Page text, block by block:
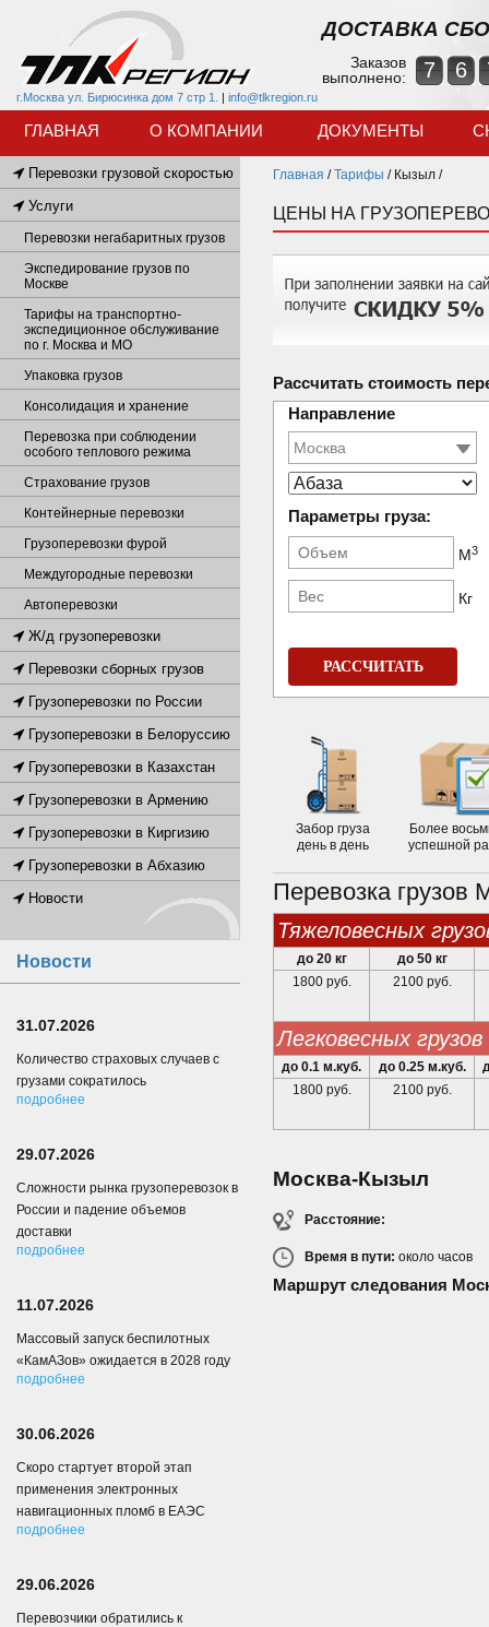
г.Москва ул. Бирюсинка дом 7 стр 1. | info@tlkregion.ru
ДОСТАВКА
Заказов
выполнено:
7 6
ГЛАВНАЯ О КОМПАНИИ ДОКУМЕНТЫ
Главная /Тарифы / Кызыл /
ЦЕНЫ НА
Рассчитать стоимость
Направление
Параметры груза:
М3
Кг
РАССЧИТАТЬ
Забор груза
день в день
Более
успешной
Перевозка грузов
тяжеловесных
до 20 кг
до 50 кг
1800 руб.
2100 руб.
легковесных грузов
до 0.1 м.куб. до 0.25 м.куб.
1800 руб.
2100 руб.
Москва-Кызыл
Расстояние:
Время в пути: около часов
Маршрут следования
Перевозки грузовой скоростью
Услуги
Перевозки негабаритных грузов
Экспедирование грузов по
Москве
Тарифы на транспортно-
экспедиционное обслуживание
по г. Москва и МО
Упаковка грузов
Консолидация и хранение
Перевозка при соблюдении
особого теплового режима
Страхование грузов
Контейнерные перевозки
Грузоперевозки фурой
Междугородные перевозки
Автоперевозки
Ж/д грузоперевозки
Перевозки сборных грузов
Грузоперевозки по России
Грузоперевозки в Белоруссию
Грузоперевозки в Казахстан
Грузоперевозки в Армению
Грузоперевозки в Киргизию
Грузоперевозки в Абхазию
Новости
Новости
31.07.2026
Количество страховых случаев с
грузами сократилось
подробнее
29.07.2026
Сложности рынка грузоперевозок в
России и падение объемов
доставки
подробнее
11.07.2026
Массовый запуск беспилотных
«КамАЗов» ожидается в 2028 году
подробнее
30.06.2026
Скоро стартует второй этап
применения электронных
навигационных пломб в ЕАЭС
подробнее
29.06.2026
Перевозчики обратились к